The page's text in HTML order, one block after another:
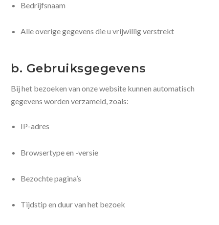
Bedrijfsnaam
Alle overige gegevens die u vrijwillig verstrekt
b. Gebruiksgegevens
Bij het bezoeken van onze website kunnen automatisch
gegevens worden verzameld, zoals:
IP-adres
Browsertype en -versie
Bezochte pagina’s
Tijdstip en duur van het bezoek